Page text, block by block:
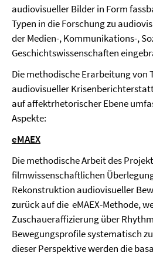
audiovisueller Bilder in Form
Typen in die Forschung zu
der Medien-, Kommunikations-,
Geschichtswissenschaften
Die methodische Erarbeitung von
audiovisueller
auf affektrhetorischer Ebene
Aspekte:
eMAEX
Die methodische Arbeit des
filmwissenschaftlichen
Rekonstruktion audiovisueller
zurück auf die eMAEX-Methode,
Zuschaueraffizierung über
Bewegungsprofile systematisch
dieser Perspektive werden die